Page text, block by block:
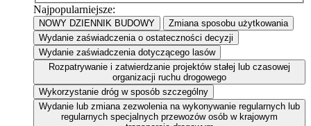
Najpopularniejsze:
NOWY DZIENNIK BUDOWY
Zmiana sposobu użytkowania
Wydanie zaświadczenia o ostateczności decyzji
Wydanie zaświadczenia dotyczącego lasów
Rozpatrywanie i zatwierdzanie projektów stałej lub czasowej
organizacji ruchu drogowego
Wykorzystanie dróg w sposób szczególny
Wydanie lub zmiana zezwolenia na wykonywanie regularnych lub
regularnych specjalnych przewozów osób w krajowym